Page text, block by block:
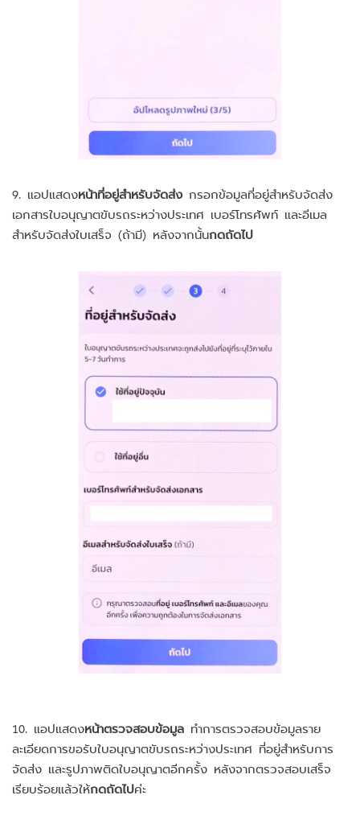
9. แอปแสดงหน้าที่อยู่สำหรับจัดส่งกรอกข้อมูลที่อยู่สำหรับจัดส่ง
เอกสารใบอนุญาตขับรถระหว่างประเทศ เบอร์โทรศัพท์ และอีเมล
สำหรับจัดส่งใบเสร็จ (ถ้ามี) หลังจากนั้นกดถัดไป
10. แอปแสดงหน้าตรวจสอบข้อมูล ทำการตรวจสอบข้อมูลราย
ละเอียดการขอรับใบอนุญาตขับรถระหว่างประเทศ ที่อยู่สำหรับการ
จัดส่ง และรูปภาพติดใบอนุญาตอีกครั้ง หลังจากตรวจสอบเสร็จ
เรียบร้อยแล้วให้กดถัดไปค่ะ